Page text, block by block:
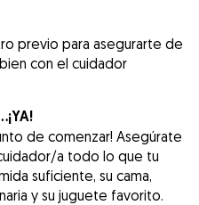
previo para asegurarte de
con el cuidador
de comenzar! Asegúrate
a todo lo que tu
suficiente, su cama,
y su juguete favorito.